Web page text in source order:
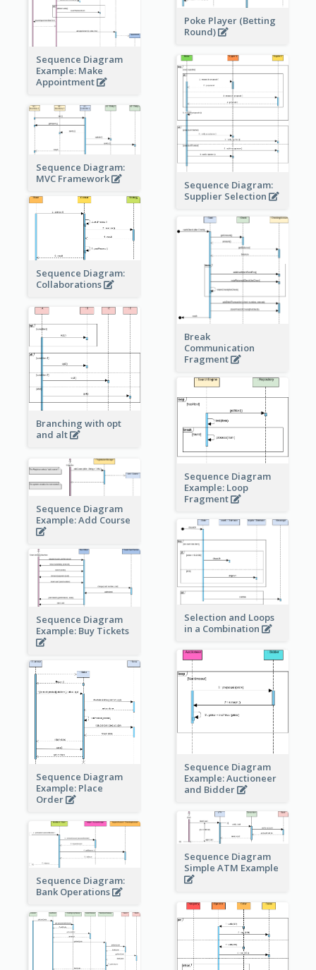
Poke Player (Betting
Round)
Sequence Diagram
Example: Make
Appointment
Sequence Diagram:
Supplier Selection
Sequence Diagram:
MVC Framework
Sequence Diagram:
Collaborations
Break
Communication
Fragment
Branching with opt
and alt
Sequence Diagram
Example: Loop
Fragment
Sequence Diagram
Example: Add Course
Selection and Loops
in a Combination
Sequence Diagram
Example: Buy Tickets
Sequence Diagram
Example: Auctioneer
and Bidder
Sequence Diagram
Example: Place
Order
Sequence Diagram
Simple ATM Example
Sequence Diagram:
Bank Operations